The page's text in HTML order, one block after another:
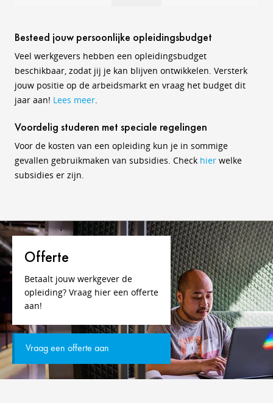
Besteed jouw persoonlijke opleidingsbudget
Veel werkgevers hebben een opleidingsbudget
beschikbaar, zodat jij je kan blijven ontwikkelen. Versterk
jouw positie op de arbeidsmarkt en vraag het budget dit
jaar aan! Lees meer.
Voordelig studeren met speciale regelingen
Voor de kosten van een opleiding kun je in sommige
gevallen gebruikmaken van subsidies. Check hier welke
subsidies er zijn.
Offerte
Betaalt jouw werkgever de
opleiding? Vraag hier een offerte
aan!
Vraag een offerte aan